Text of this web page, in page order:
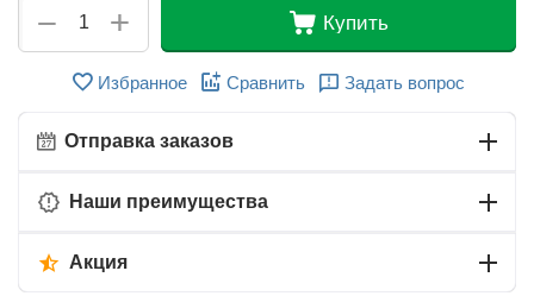
+
− Купить
Избранное Сравнить Задать вопрос
Отправка заказов
Наши преимущества
Акция